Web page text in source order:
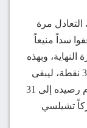
مرة
سداً منيعاً
وبهذه
النتيجة المثيرة، تجمد رصيد تشيلسي عند 31 نقطة، ليبقى
في المركز السابع، في المقابل، رفع فولهام رصيده إلى 31
تشيلسي